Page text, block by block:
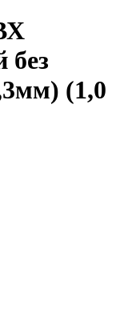
без
(1,0